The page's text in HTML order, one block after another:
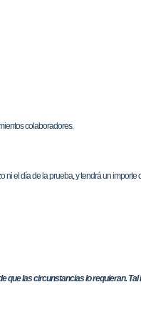
colaboradores.
el día de la prueba, y tendrá un importe
las circunstancias lo requieran.